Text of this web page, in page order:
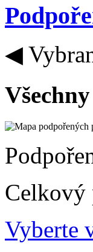
◀
Celkový
Vyberte